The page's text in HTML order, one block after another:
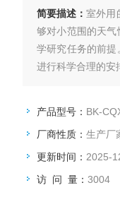
简要描述： 室外用
够对小范围的天
学研究任务的前
进行科学合理的安
产品型号： BK-
厂商性质： 生产厂
更新时间： 2025-
访 问 量： 3004